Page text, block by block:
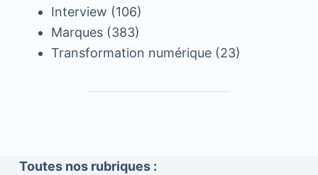
Interview (106)
Marques(383)
Transformation numérique(23)
Toutes nos rubriques :